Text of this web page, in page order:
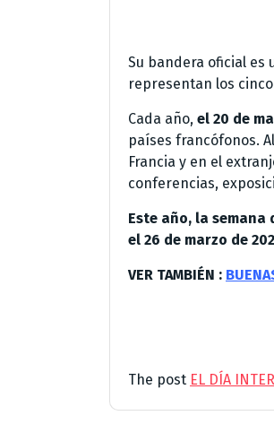
Su bandera oficial es
representan los
Cada año, el 20 de
países francófonos.
Francia y en el
conferencias,
Este año, la
el 26 de marzo de
VER TAMBIÉN :
The post EL DÍA